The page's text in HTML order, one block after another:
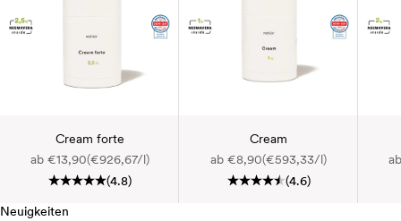
Cream forte
Angebot
ab €13,90(€926,67/l)
(4.8)
Cream
Angebot
ab €8,90(€593,33/l)
(4.6)
Neuigkeiten